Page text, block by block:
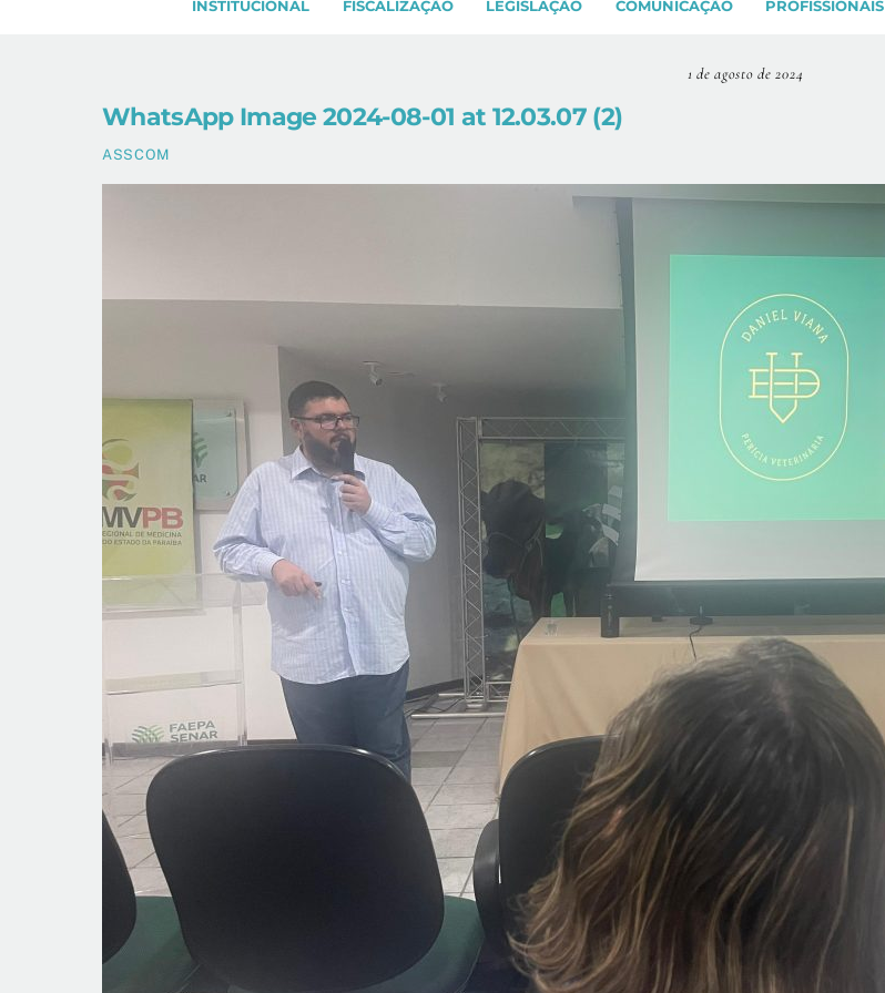
INSTITUCIONAL FISCALIZAÇÃO LEGISLAÇÃO COMUNICAÇÃO PROFISSIONAIS
1 de agosto de 2024
WhatsApp Image 2024-08-01 at 12.03.07 (2)
ASSCOM